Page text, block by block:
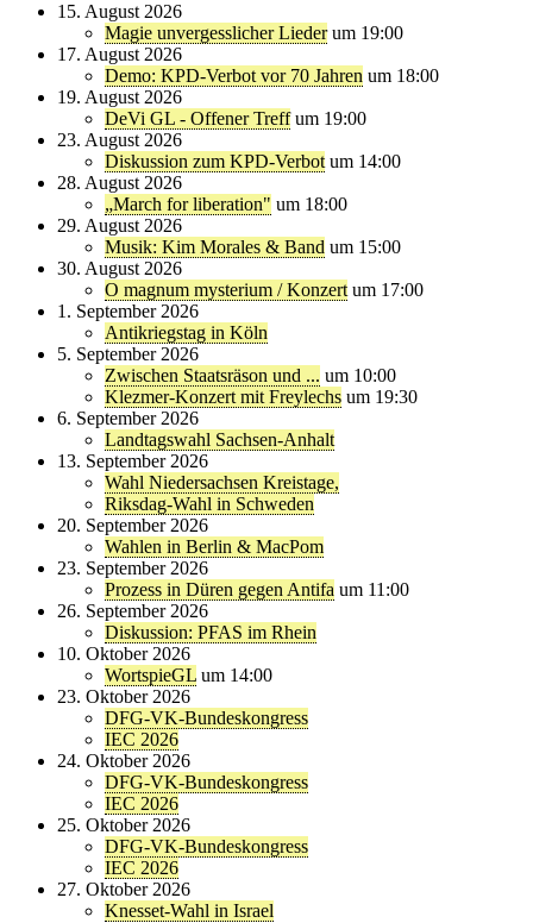
15. August 2026
Magie unvergesslicher Lieder um 19:00
17. August 2026
Demo: KPD-Verbot vor 70 Jahren um 18:00
19. August 2026
DeVi GL - Offener Treff um 19:00
23. August 2026
Diskussion zum KPD-Verbot um 14:00
28. August 2026
„March for liberation" um 18:00
29. August 2026
Musik: Kim Morales & Band um 15:00
30. August 2026
O magnum mysterium / Konzert um 17:00
1. September 2026
Antikriegstag in Köln
5. September 2026
Zwischen Staatsräson und ... um 10:00
Klezmer-Konzert mit Freylechs um 19:30
6. September 2026
Landtagswahl Sachsen-Anhalt
13. September 2026
Wahl Niedersachsen Kreistage,
Riksdag-Wahl in Schweden
20. September 2026
Wahlen in Berlin & MacPom
23. September 2026
Prozess in Düren gegen Antifa um 11:00
26. September 2026
Diskussion: PFAS im Rhein
10. Oktober 2026
WortspieGL um 14:00
23. Oktober 2026
DFG-VK-Bundeskongress
IEC 2026
24. Oktober 2026
DFG-VK-Bundeskongress
IEC 2026
25. Oktober 2026
DFG-VK-Bundeskongress
IEC 2026
27. Oktober 2026
Knesset-Wahl in Israel